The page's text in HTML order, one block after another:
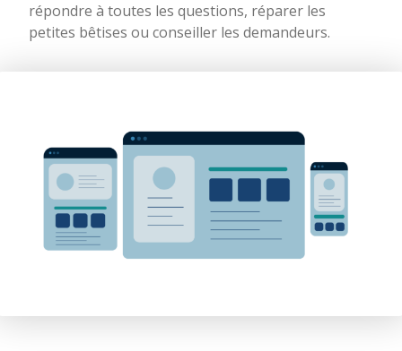
répondre à toutes les questions, réparer les
petites bêtises ou conseiller les demandeurs.